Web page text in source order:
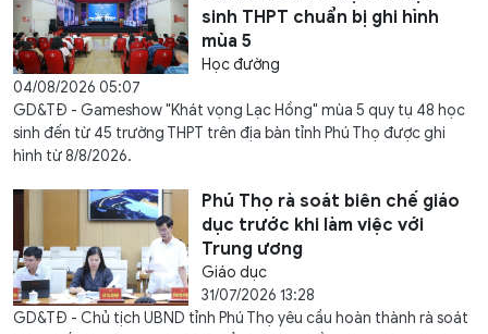
sinh THPT chuẩn bị ghi hình
mùa 5
Học đường
04/08/2026 05:07
GD&TĐ - Gameshow "Khát vọng Lạc Hồng" mùa 5 quy tụ 48 học
sinh đến từ 45 trường THPT trên địa bàn tỉnh Phú Thọ được ghi
hình từ 8/8/2026.
Phú Thọ rà soát biên chế giáo
dục trước khi làm việc với
Trung ương
Giáo dục
31/07/2026 13:28
GD&TĐ - Chủ tịch UBND tỉnh Phú Thọ yêu cầu hoàn thành rà soát